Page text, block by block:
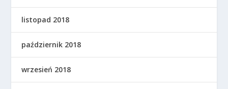
listopad 2018
październik 2018
wrzesień 2018